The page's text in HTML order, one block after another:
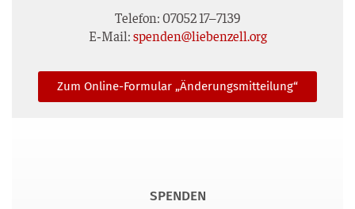
Tele­fon: 07052 17–7139
E‑Mail:spenden@liebenzell.org
Zum Online-For­mu­lar „Ände­rungs­mit­tei­lung“
SPENDEN